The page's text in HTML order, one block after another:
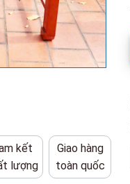
kết
lượng
Giao hàng
toàn quốc